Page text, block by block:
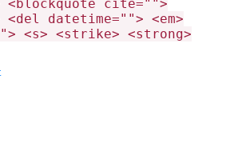
cite="">
<del datetime=""> <em>
<s> <strike> <strong>